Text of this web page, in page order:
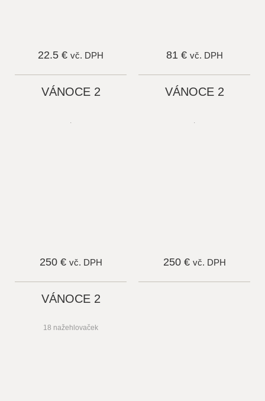
22.5 € vč. DPH 81 € vč. DPH
VÁNOCE 2
.
250 € vč. DPH
VÁNOCE 2
.
250 € vč. DPH
VÁNOCE 2
18 nažehlovaček